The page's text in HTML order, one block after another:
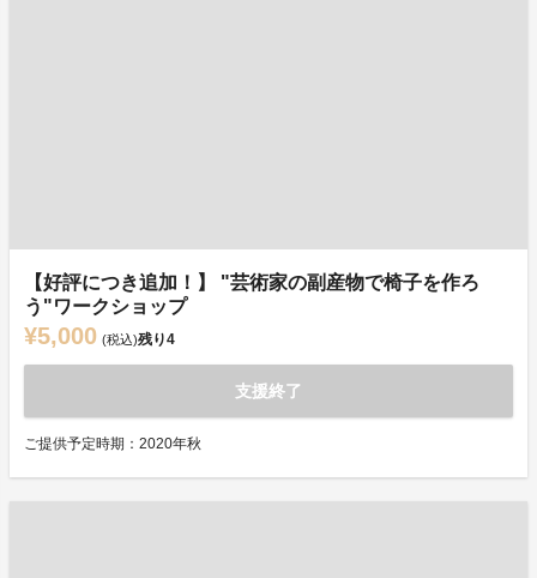
【好評につき追加！】 "芸術家の副産物で椅子を作ろ
う"ワークショップ
¥5,000 (税込)残り4
支援終了
ご提供予定時期：2020年秋